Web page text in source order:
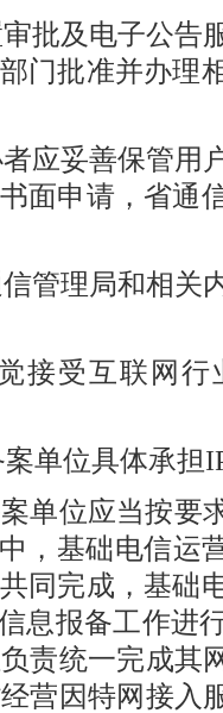
审批及电子公告
门批准并办理
者应妥善保管用
面申请，省通
信管理局和相关
接受互联网
单位具体承担
案单位应当按要
，基础电信运
同完成，基础
息报备工作进
责统一完成其
营因特网接入